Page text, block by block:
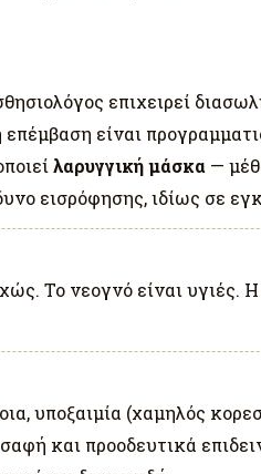
επιχειρεί
είναι
λαρυγγική μάσκα —
εισρόφησης, ιδίως σε
Το νεογνό είναι υγιές.
υποξαιμία (χαμηλός
και προοδευτικά